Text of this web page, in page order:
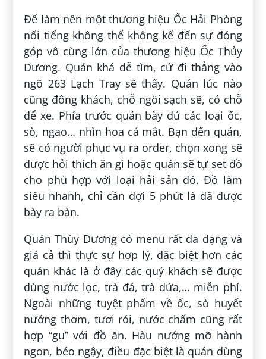
Để làm nên một thương hiệu Ốc Hải Phòng
nổi tiếng không thể không kể đến sự đóng
góp vô cùng lớn của thương hiệu Ốc Thủy
Dương. Quán khá dễ tìm, cứ đi thẳng vào
ngõ 263 Lạch Tray sẽ thấy. Quán lúc nào
cũng đông khách, chỗ ngồi sạch sẽ, có chỗ
để xe. Phía trước quán bày đủ các loại ốc,
sò, ngao… nhìn hoa cả mắt. Bạn đến quán,
sẽ có người phục vụ ra order, chọn xong sẽ
được hỏi thích ăn gì hoặc quán sẽ tự set đồ
cho phù hợp với loại hải sản đó. Đồ làm
siêu nhanh, chỉ cần đợi 5 phút là đã được
bày ra bàn.
Quán Thùy Dương có menu rất đa dạng và
giá cả thì thực sự hợp lý, đặc biệt hơn các
quán khác là ở đây các quý khách sẽ được
dùng nước lọc, trà đá, trà dứa,… miễn phí.
Ngoài những tuyệt phẩm về ốc, sò huyết
nướng thơm, tươi rói, nước chấm cũng rất
hợp “gu” với đồ ăn. Hàu nướng mỡ hành
ngon, béo ngậy, điều đặc biệt là quán dùng